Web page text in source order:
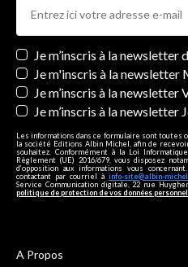
Newsletters
Je m’inscris à la
Je m'inscris à la newsletter
Je m’inscris à la newsletter
Je m’inscris à la newsletter
Les informations dans ce formulaire sont
la société Editions Albin Michel, afin de
souhaitez. Conformément à la Loi
Règlement (UE) 2016/679, vous disposez
d’opposition aux informations vous
contactant par courriel à info-site@albin-
Service Communication digitale, 22 rue
politique de protection de vos données
A Propos